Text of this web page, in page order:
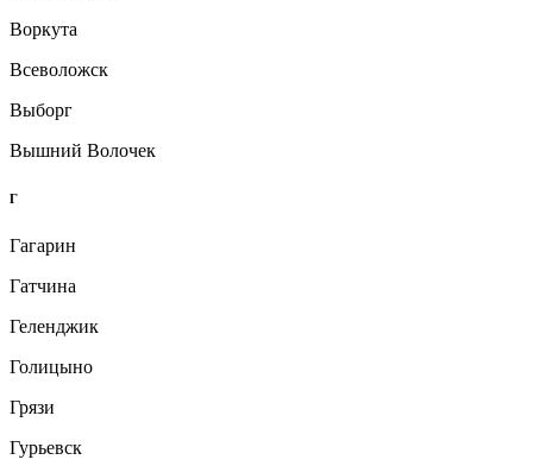
Воркута
Всеволожск
Выборг
Вышний Волочек
Г
Гагарин
Гатчина
Геленджик
Голицыно
Грязи
Гурьевск